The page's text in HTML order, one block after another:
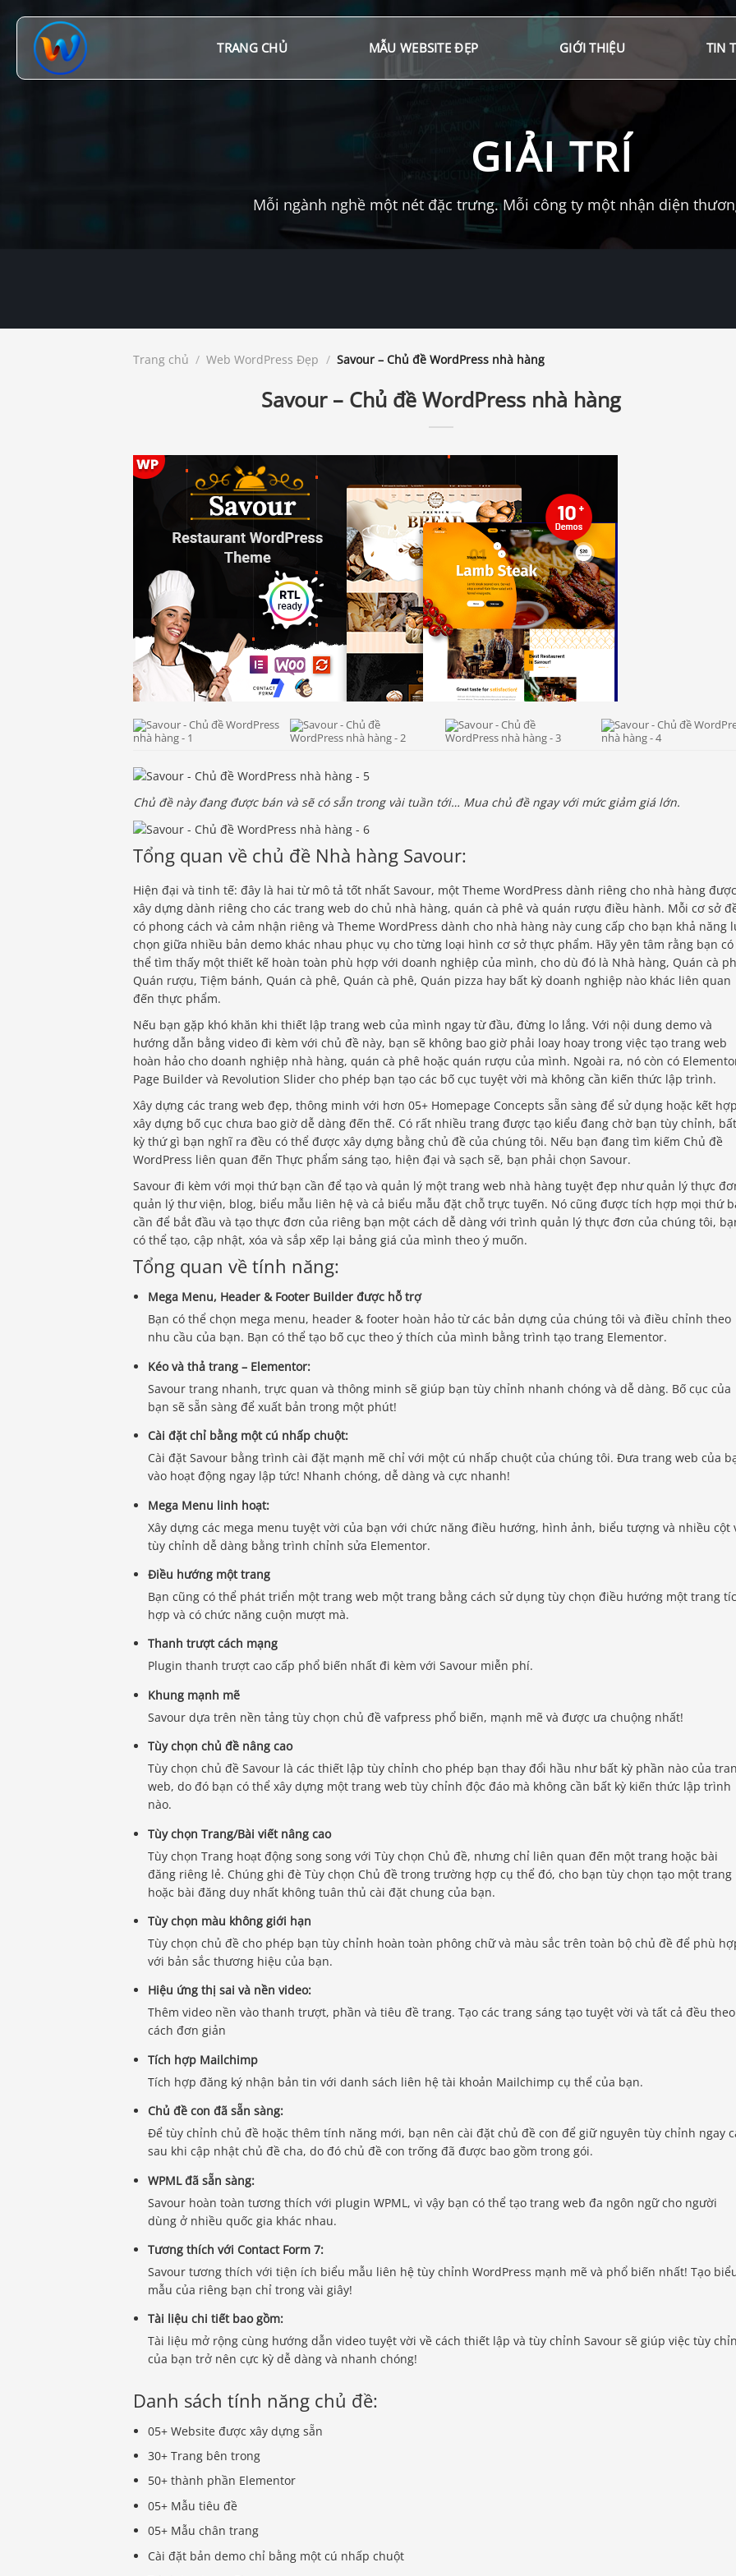
đến
TRANG CHỦ MẪU WEBSITE ĐẸP GIỚI THIỆU TIN
GIẢI TRÍ
Mỗi ngành nghề một nét đặc trưng. Mỗi công ty một nhận diện
Trang chủ / Web WordPress Đẹp / Savour – Chủ đề WordPress nhà hàng
Savour – Chủ đề WordPress nhà hàng
Chủ đề này đang được bán và sẽ có sẵn trong vài tuần tới… Mua chủ đề ngay với mức giảm giá lớn.
Tổng quan về chủ đề Nhà hàng Savour:
Hiện đại và tinh tế: đây là hai từ mô tả tốt nhất Savour, một Theme WordPress dành riêng cho nhà hàng được
xây dựng dành riêng cho các trang web do chủ nhà hàng, quán cà phê và quán rượu điều hành. Mỗi cơ sở
có phong cách và cảm nhận riêng và Theme WordPress dành cho nhà hàng này cung cấp cho bạn khả năng
chọn giữa nhiều bản demo khác nhau phục vụ cho từng loại hình cơ sở thực phẩm. Hãy yên tâm rằng bạn có
thể tìm thấy một thiết kế hoàn toàn phù hợp với doanh nghiệp của mình, cho dù đó là Nhà hàng, Quán cà
Quán rượu, Tiệm bánh, Quán cà phê, Quán cà phê, Quán pizza hay bất kỳ doanh nghiệp nào khác liên quan
đến thực phẩm.
Nếu bạn gặp khó khăn khi thiết lập trang web của mình ngay từ đầu, đừng lo lắng. Với nội dung demo và
hướng dẫn bằng video đi kèm với chủ đề này, bạn sẽ không bao giờ phải loay hoay trong việc tạo trang web
hoàn hảo cho doanh nghiệp nhà hàng, quán cà phê hoặc quán rượu của mình. Ngoài ra, nó còn có
Page Builder và Revolution Slider cho phép bạn tạo các bố cục tuyệt vời mà không cần kiến ​​thức lập trình.
Xây dựng các trang web đẹp, thông minh với hơn 05+ Homepage Concepts sẵn sàng để sử dụng hoặc kết
xây dựng bố cục chưa bao giờ dễ dàng đến thế. Có rất nhiều trang được tạo kiểu đang chờ bạn tùy chỉnh, bất
kỳ thứ gì bạn nghĩ ra đều có thể được xây dựng bằng chủ đề của chúng tôi. Nếu bạn đang tìm kiếm Chủ đề
WordPress liên quan đến Thực phẩm sáng tạo, hiện đại và sạch sẽ, bạn phải chọn Savour.
Savour đi kèm với mọi thứ bạn cần để tạo và quản lý một trang web nhà hàng tuyệt đẹp như quản lý thực
quản lý thư viện, blog, biểu mẫu liên hệ và cả biểu mẫu đặt chỗ trực tuyến. Nó cũng được tích hợp mọi thứ
cần để bắt đầu và tạo thực đơn của riêng bạn một cách dễ dàng với trình quản lý thực đơn của chúng tôi,
có thể tạo, cập nhật, xóa và sắp xếp lại bảng giá của mình theo ý muốn.
Tổng quan về tính năng:
Mega Menu, Header & Footer Builder được hỗ trợ
Bạn có thể chọn mega menu, header & footer hoàn hảo từ các bản dựng của chúng tôi và điều chỉnh theo
nhu cầu của bạn. Bạn có thể tạo bố cục theo ý thích của mình bằng trình tạo trang Elementor.
Kéo và thả trang – Elementor:
Savour trang nhanh, trực quan và thông minh sẽ giúp bạn tùy chỉnh nhanh chóng và dễ dàng. Bố cục của
bạn sẽ sẵn sàng để xuất bản trong một phút!
Cài đặt chỉ bằng một cú nhấp chuột:
Cài đặt Savour bằng trình cài đặt mạnh mẽ chỉ với một cú nhấp chuột của chúng tôi. Đưa trang web của
vào hoạt động ngay lập tức! Nhanh chóng, dễ dàng và cực nhanh!
Mega Menu linh hoạt:
Xây dựng các mega menu tuyệt vời của bạn với chức năng điều hướng, hình ảnh, biểu tượng và nhiều cột
tùy chỉnh dễ dàng bằng trình chỉnh sửa Elementor.
Điều hướng một trang
Bạn cũng có thể phát triển một trang web một trang bằng cách sử dụng tùy chọn điều hướng một trang
hợp và có chức năng cuộn mượt mà.
Thanh trượt cách mạng
Plugin thanh trượt cao cấp phổ biến nhất đi kèm với Savour miễn phí.
Khung mạnh mẽ
Savour dựa trên nền tảng tùy chọn chủ đề vafpress phổ biến, mạnh mẽ và được ưa chuộng nhất!
Tùy chọn chủ đề nâng cao
Tùy chọn chủ đề Savour là các thiết lập tùy chỉnh cho phép bạn thay đổi hầu như bất kỳ phần nào của
web, do đó bạn có thể xây dựng một trang web tùy chỉnh độc đáo mà không cần bất kỳ kiến ​​thức lập trình
nào.
Tùy chọn Trang/Bài viết nâng cao
Tùy chọn Trang hoạt động song song với Tùy chọn Chủ đề, nhưng chỉ liên quan đến một trang hoặc bài
đăng riêng lẻ. Chúng ghi đè Tùy chọn Chủ đề trong trường hợp cụ thể đó, cho bạn tùy chọn tạo một trang
hoặc bài đăng duy nhất không tuân thủ cài đặt chung của bạn.
Tùy chọn màu không giới hạn
Tùy chọn chủ đề cho phép bạn tùy chỉnh hoàn toàn phông chữ và màu sắc trên toàn bộ chủ đề để phù
với bản sắc thương hiệu của bạn.
Hiệu ứng thị sai và nền video:
Thêm video nền vào thanh trượt, phần và tiêu đề trang. Tạo các trang sáng tạo tuyệt vời và tất cả đều theo
cách đơn giản
Tích hợp Mailchimp
Tích hợp đăng ký nhận bản tin với danh sách liên hệ tài khoản Mailchimp cụ thể của bạn.
Chủ đề con đã sẵn sàng:
Để tùy chỉnh chủ đề hoặc thêm tính năng mới, bạn nên cài đặt chủ đề con để giữ nguyên tùy chỉnh ngay
sau khi cập nhật chủ đề cha, do đó chủ đề con trống đã được bao gồm trong gói.
WPML đã sẵn sàng:
Savour hoàn toàn tương thích với plugin WPML, vì vậy bạn có thể tạo trang web đa ngôn ngữ cho người
dùng ở nhiều quốc gia khác nhau.
Tương thích với Contact Form 7:
Savour tương thích với tiện ích biểu mẫu liên hệ tùy chỉnh WordPress mạnh mẽ và phổ biến nhất! Tạo
mẫu của riêng bạn chỉ trong vài giây!
Tài liệu chi tiết bao gồm:
Tài liệu mở rộng cùng hướng dẫn video tuyệt vời về cách thiết lập và tùy chỉnh Savour sẽ giúp việc tùy
của bạn trở nên cực kỳ dễ dàng và nhanh chóng!
Danh sách tính năng chủ đề:
05+ Website được xây dựng sẵn
30+ Trang bên trong
50+ thành phần Elementor
05+ Mẫu tiêu đề
05+ Mẫu chân trang
Cài đặt bản demo chỉ bằng một cú nhấp chuột